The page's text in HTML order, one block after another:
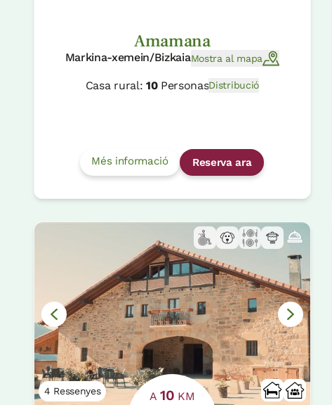
Amamana
Markina-xemein/BizkaiaMostra al mapa
Casa rural: 10PersonasDistribució
Més informació Reserva ara
4 Ressenyes A10 KM